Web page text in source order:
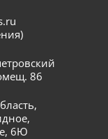
86
6Ю